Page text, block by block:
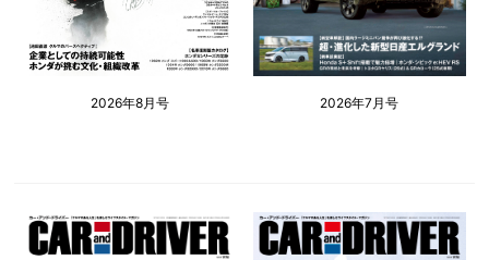
2026年8月号 2026年7月号